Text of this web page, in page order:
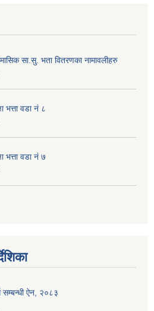
सा.सु. भता वितरणका नामावलीहरु
भत्ता वडा नं ८
भत्ता वडा नं ७
सम्बन्धी ऐन, २०८३